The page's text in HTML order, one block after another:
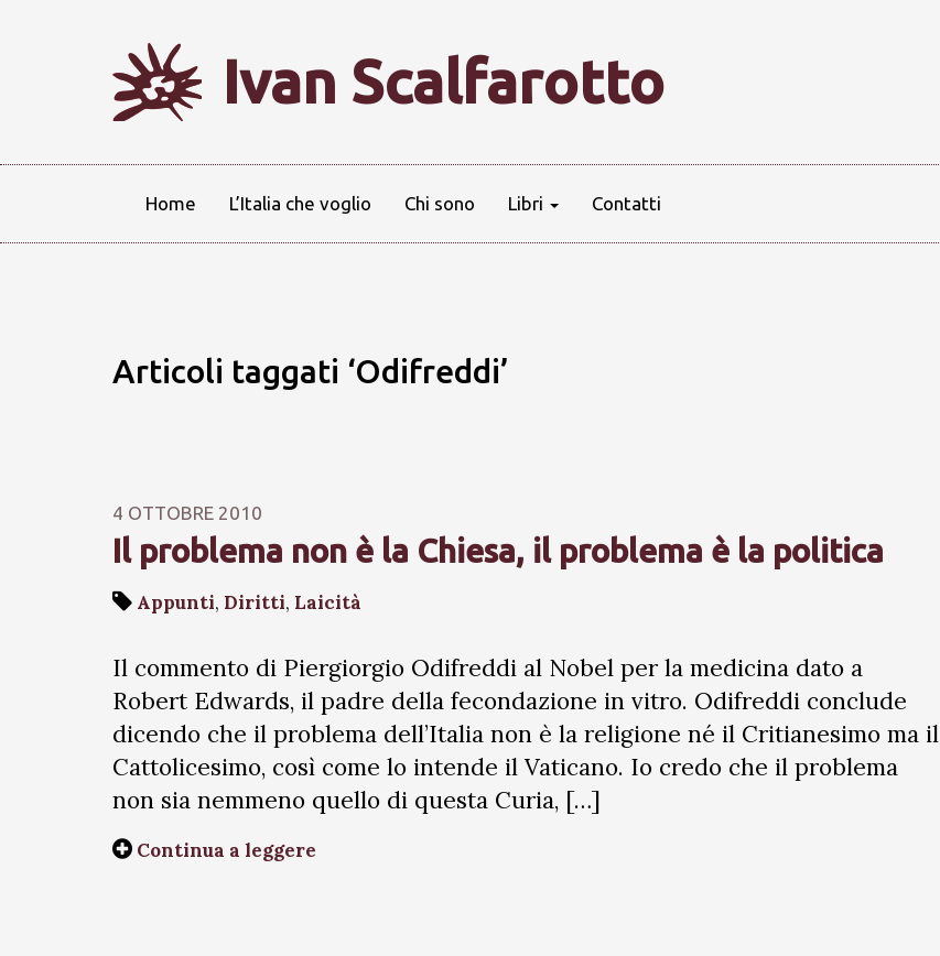
Ivan Scalfarotto
Home L’Italia che voglio Chi sono Libri Contatti
Articoli taggati ‘Odifreddi’
4 OTTOBRE 2010
Il problema non è la Chiesa, il problema è la politica
Appunti, Diritti, Laicità
Il commento di Piergiorgio Odifreddi al Nobel per la medicina dato a
Robert Edwards, il padre della fecondazione in vitro. Odifreddi conclude
dicendo che il problema dell’Italia non è la religione né il Critianesimo ma il
Cattolicesimo, così come lo intende il Vaticano. Io credo che il problema
non sia nemmeno quello di questa Curia, […]
Continua a leggere